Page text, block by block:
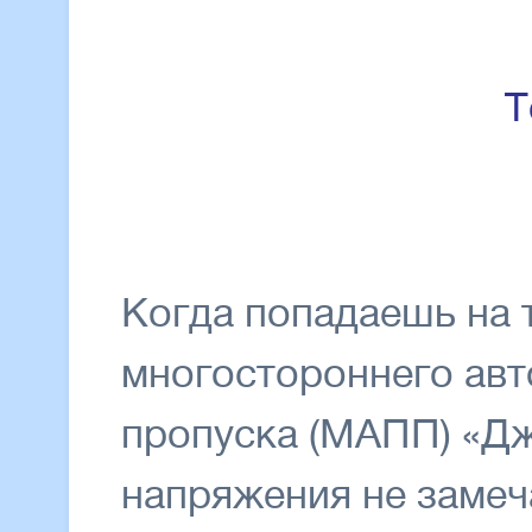
Когда попадаешь на
многостороннего
пропуска (МАПП)
напряжения не